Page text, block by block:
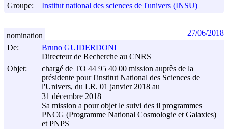
Groupe: Institut national des sciences de l'univers (INSU)
De:
Bruno GUIDERDONI
Directeur de Recherche au CNRS
Objet:
chargé de TO 44 95 40 00 mission auprès de la
présidente pour l'institut National des Sciences de
l'Univers, du LR. 01 janvier 2018 au
31 décembre 2018
Sa mission a pour objet le suivi des il programmes
PNCG (Programme National Cosmologie et Galaxies)
et PNPS
nomination 27/06/2018